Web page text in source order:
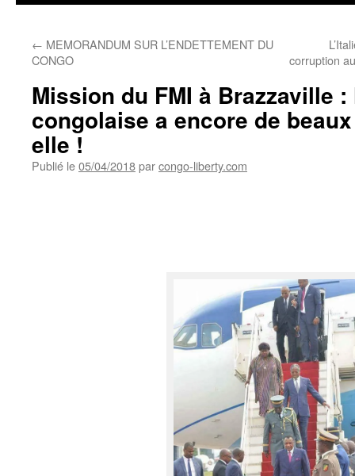
← MEMORANDUM SUR L’ENDETTEMENT DU
CONGO
corruption
Mission du FMI à Brazzaville
congolaise a encore de
elle !
Publié le05/04/2018parcongo-liberty.com